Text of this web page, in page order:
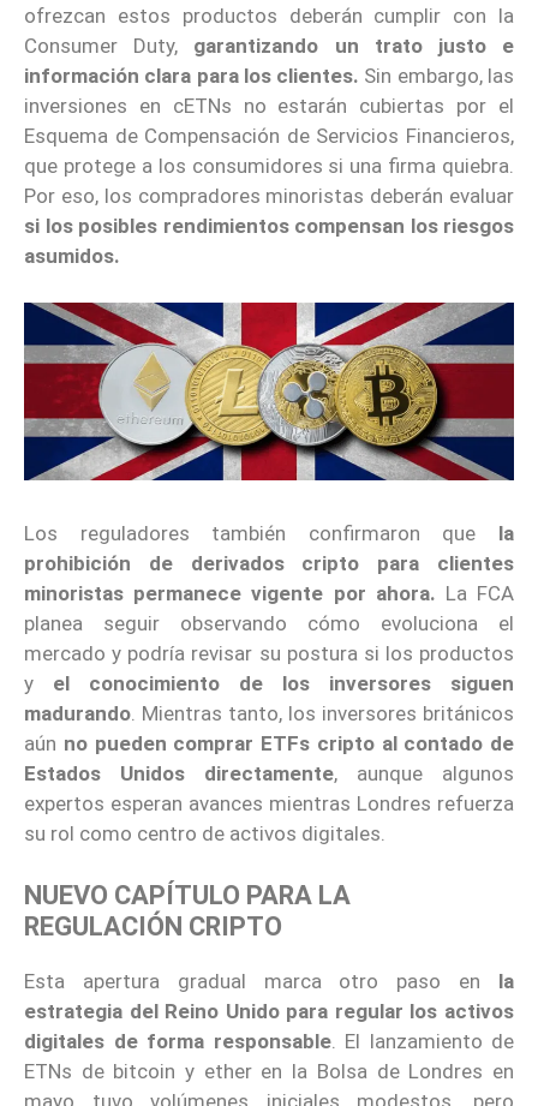
ofrezcan estos productos deberán cumplir con la
Consumer Duty, garantizando un trato justo e
información clara para los clientes. Sin embargo, las
inversiones en cETNs no estarán cubiertas por el
Esquema de Compensación de Servicios Financieros,
que protege a los consumidores si una firma quiebra.
Por eso, los compradores minoristas deberán evaluar
si los posibles rendimientos compensan los riesgos
asumidos.
Los reguladores también confirmaron que la
prohibición de derivados cripto para clientes
minoristas permanece vigente por ahora. La FCA
planea seguir observando cómo evoluciona el
mercado y podría revisar su postura si los productos
y el conocimiento de los inversores siguen
madurando. Mientras tanto, los inversores británicos
aún no pueden comprar ETFs cripto al contado de
Estados Unidos directamente, aunque algunos
expertos esperan avances mientras Londres refuerza
su rol como centro de activos digitales.
NUEVO CAPÍTULO PARA LA
REGULACIÓN CRIPTO
Esta apertura gradual marca otro paso en la
estrategia del Reino Unido para regular los activos
digitales de forma responsable. El lanzamiento de
ETNs de bitcoin y ether en la Bolsa de Londres en
mayo tuvo volúmenes iniciales modestos, pero